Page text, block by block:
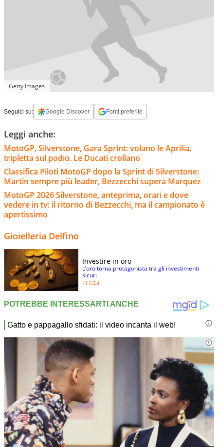
Getty Images
Seguici su: Google Discover Fonti preferite
Leggi anche:
MotoGP, Silverstone, Gara Sprint: volano le Aprilia,
tripletta sul podio. Le Ducati crollano
Classifica Piloti MotoGP dopo la Sprint di Silverstone:
Martin sempre più leader, Bezzecchi supera Marquez
MotoGP 2026 Silverstone, anteprima, orari e dove
vedere in tv: il ritorno di Bezzecchi, ma il campionato è
apertissimo
Gioielleria Delfino
Investire in oro
L’oro torna protagonista tra gli investimenti
sicuri
LEGGI